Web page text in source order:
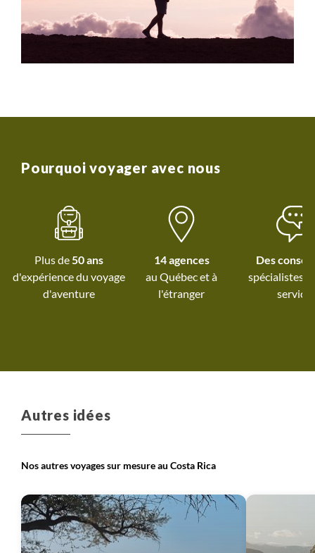
Pourquoi voyager avec nous
Plus de50 ans
d'expérience du voyage
d'aventure
14 agences
au Québec età
l'étranger
Des
spécialistes
service
Autres idées
Nos autres voyages sur mesure au Costa Rica